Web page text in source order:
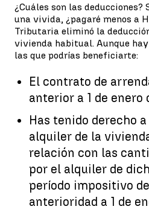
¿Cuáles son las
una vivida, ¿pagaré menos a
Tributaria eliminó la
vivienda habitual. Aunque
las que podrías beneficiarte:
El contrato de
anterior a 1 de enero
Has tenido derecho
alquiler de la
relación con las
por el alquiler de
período impositivo
anterioridad a 1 de